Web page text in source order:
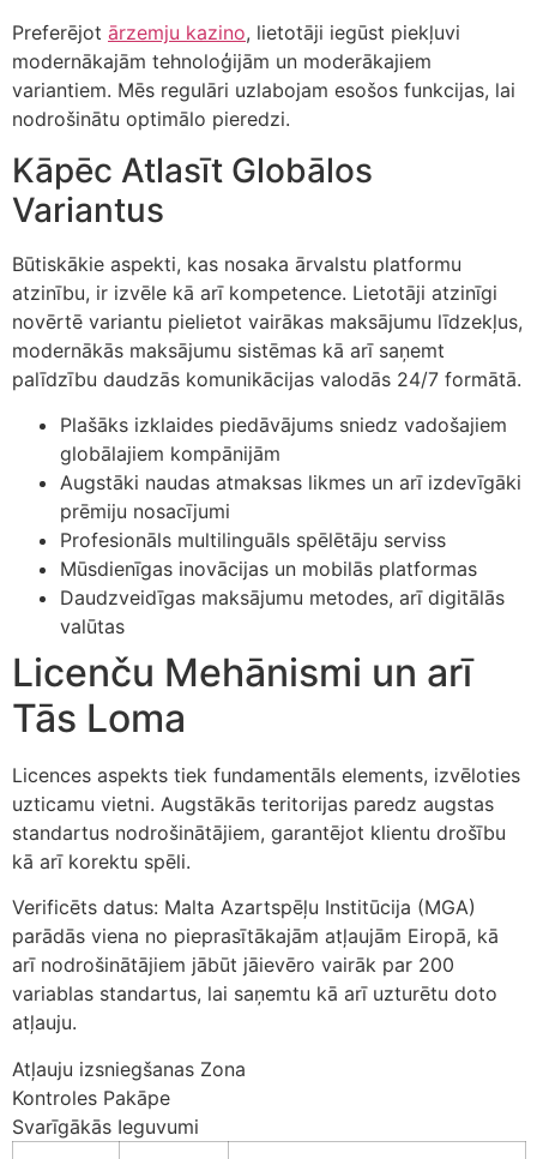
Preferējot ārzemju kazino, lietotāji iegūst piekļuvi
modernākajām tehnoloģijām un moderākajiem
variantiem. Mēs regulāri uzlabojam esošos funkcijas, lai
nodrošinātu optimālo pieredzi.
Kāpēc Atlasīt Globālos
Variantus
Būtiskākie aspekti, kas nosaka ārvalstu platformu
atzinību, ir izvēle kā arī kompetence. Lietotāji atzinīgi
novērtē variantu pielietot vairākas maksājumu līdzekļus,
modernākās maksājumu sistēmas kā arī saņemt
palīdzību daudzās komunikācijas valodās 24/7 formātā.
Plašāks izklaides piedāvājums sniedz vadošajiem
globālajiem kompānijām
Augstāki naudas atmaksas likmes un arī izdevīgāki
prēmiju nosacījumi
Profesionāls multilinguāls spēlētāju serviss
Mūsdienīgas inovācijas un mobilās platformas
Daudzveidīgas maksājumu metodes, arī digitālās
valūtas
Licenču Mehānismi un arī
Tās Loma
Licences aspekts tiek fundamentāls elements, izvēloties
uzticamu vietni. Augstākās teritorijas paredz augstas
standartus nodrošinātājiem, garantējot klientu drošību
kā arī korektu spēli.
Verificēts datus: Malta Azartspēļu Institūcija (MGA)
parādās viena no pieprasītākajām atļaujām Eiropā, kā
arī nodrošinātājiem jābūt jāievēro vairāk par 200
variablas standartus, lai saņemtu kā arī uzturētu doto
atļauju.
Atļauju izsniegšanas Zona
Kontroles Pakāpe
Svarīgākās Ieguvumi